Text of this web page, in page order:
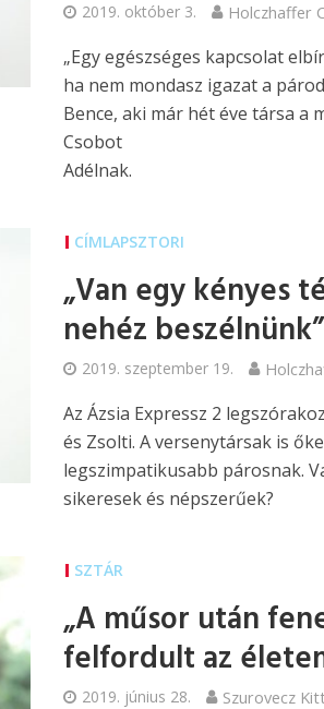
2019. október 3. Holczhaffer
„Egy egészséges kapcsolat
ha nem mondasz igazat a
Bence, aki már hét éve társa a
Csobot
Adélnak.
CÍMLAPSZTORI
„Van egy kényes
nehéz beszélnünk”
2019. szeptember 19.
Az Ázsia Expressz 2
és Zsolti. A versenytársak is
legszimpatikusabb párosnak.
sikeresek és népszerűek?
SZTÁR
„A műsor után
felfordult az
2019. június 28. Szurovecz